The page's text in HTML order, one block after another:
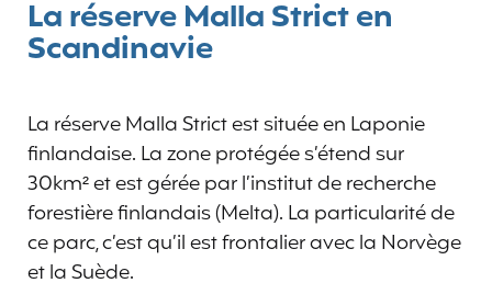
La réserve Malla Strict en
Scandinavie
La réserve Malla Strict est située en Laponie
finlandaise. La zone protégée s’étend sur
30km² et est gérée par l’institut de recherche
forestière finlandais (Melta). La particularité de
ce parc, c’est qu’il est frontalier avec la Norvège
et la Suède.